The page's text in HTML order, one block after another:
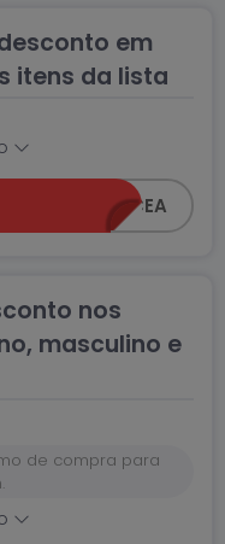
em
itens da lista
15OFF-CEA
nos
masculino e
de compra para